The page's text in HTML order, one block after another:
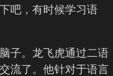
吧，有时候学习语
子。龙飞虎通过二语
流了。他针对于语言